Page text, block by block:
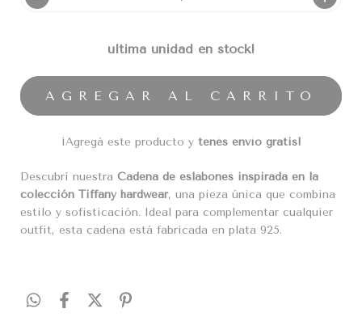
última unidad en stock!
¡Agregá este producto y tenés envío gratis!
Descubrí nuestra Cadena de eslabones inspirada en la
colección Tiffany hardwear, una pieza única que combina
estilo y sofisticación. Ideal para complementar cualquier
outfit, esta cadena está fabricada en plata 925.